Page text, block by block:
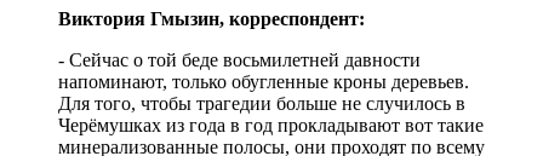
Виктория Гмызин, корреспондент:
- Сейчас о той беде восьмилетней давности
напоминают, только обугленные кроны деревьев.
Для того, чтобы трагедии больше не случилось в
Черёмушках из года в год прокладывают вот такие
минерализованные полосы, они проходят по всему